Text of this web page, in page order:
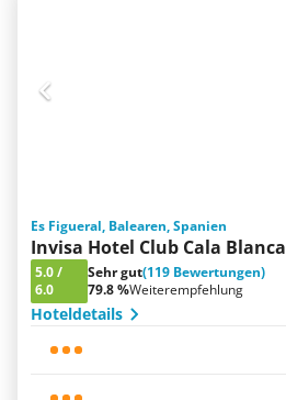
Es Figueral, Balearen, Spanien
Invisa Hotel Club Cala Blanca
5.0/
6.0
Sehr gut(119 Bewertungen)
79.8 %Weiterempfehlung
Hoteldetails